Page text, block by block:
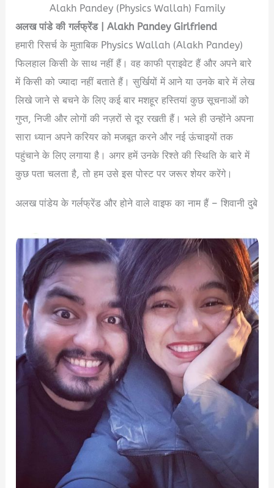
Alakh Pandey (Physics Wallah) Family
अलख पांडे की गर्लफ्रेंड| Alakh Pandey Girlfriend
हमारी रिसर्च के मुताबिक Physics Wallah (Alakh Pandey)
फिलहाल किसी के साथ नहीं हैं। वह काफी प्राइवेट हैं और अपने बारे
में किसी को ज्यादा नहीं बताते हैं। सुर्खियों में आने या उनके बारे में लेख
लिखे जाने से बचने के लिए कई बार मशहूर हस्तियां कुछ सूचनाओं को
गुप्त, निजी और लोगों की नज़रों से दूर रखती हैं। भले ही उन्होंने अपना
सारा ध्यान अपने करियर को मजबूत करने और नई ऊंचाइयों तक
पहुंचाने के लिए लगाया है। अगर हमें उनके रिश्ते की स्थिति के बारे में
कुछ पता चलता है, तो हम उसे इस पोस्ट पर जरूर शेयर करेंगे।
अलख पांडेय के गर्लफ्रेंड और होने वाले वाइफ का नाम हैं – शिवानी दुबे